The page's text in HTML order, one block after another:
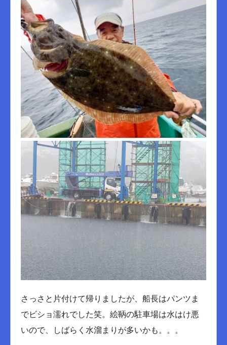
さっさと片付けて帰りましたが、船長はパンツま
でビショ濡れでした笑。絵鞆の駐車場は水はけ悪
いので、しばらく水溜まりが多いかも。。。